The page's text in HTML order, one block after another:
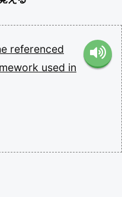
referenced
used in